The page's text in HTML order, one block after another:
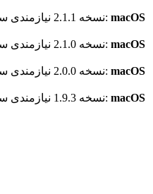
نسخه 2.1.1نیازمندی سیستم: macOS
نسخه 2.1.0نیازمندی سیستم: macOS
نسخه 2.0.0نیازمندی سیستم: macOS
نسخه 1.9.3نیازمندی سیستم: macOS